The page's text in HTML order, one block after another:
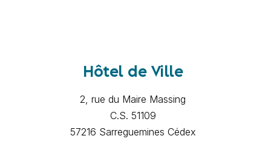
Hôtel de Ville
2, rue du Maire Massing
C.S. 51109
57216 Sarreguemines Cédex